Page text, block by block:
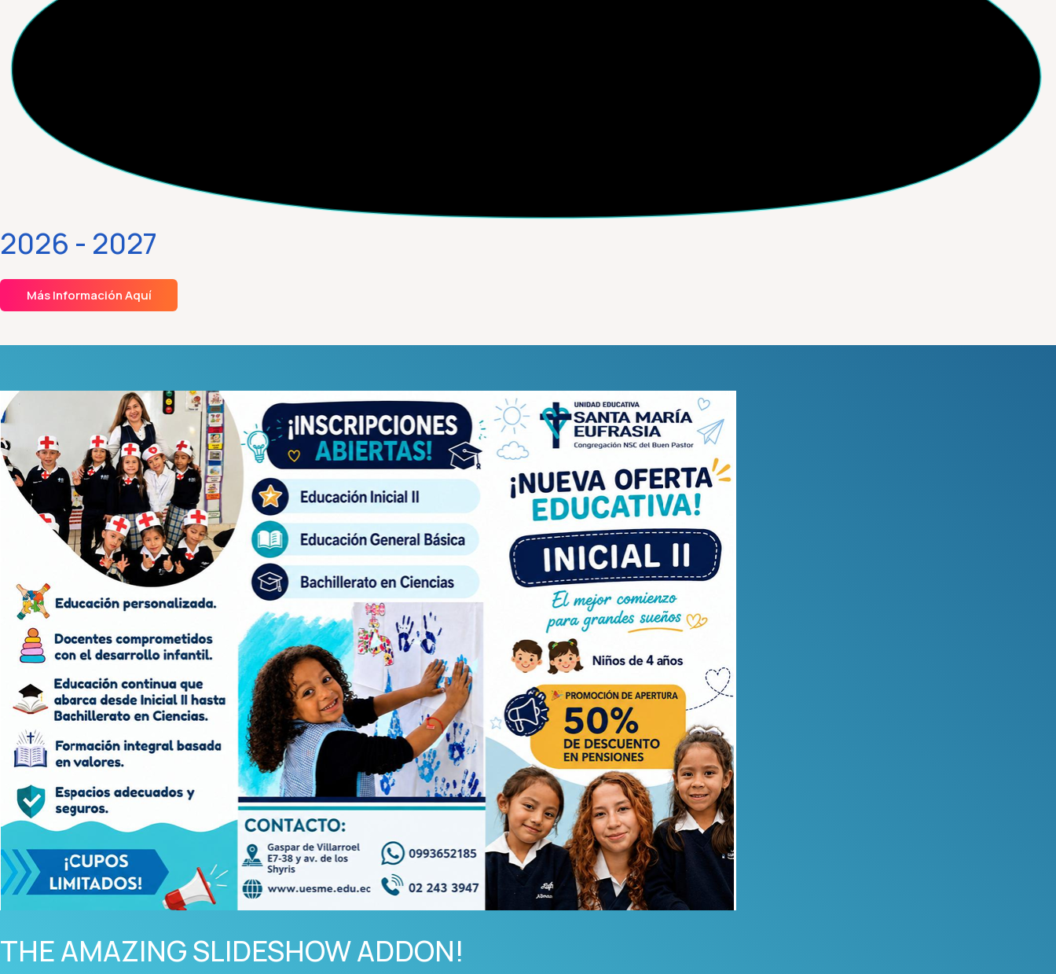
2026 - 2027
Más Información Aquí
THE AMAZING SLIDESHOW ADDON!